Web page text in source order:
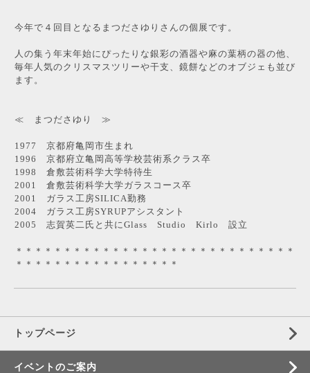
今年で４回目となるまつださゆりさんの個展です。
人の集う年末年始にぴったりな銀彩の酒器や麻の葉柄の器の他、
毎年人気のクリスマスツリーや干支、鏡餅などのオブジェも並び
ます。
≪ まつださゆり ≫
1977 京都府亀岡市生まれ
1996 京都府立亀岡高等学校芸術系クラス卒
1998 倉敷芸術科学大学特待生
2001 倉敷芸術科学大学ガラスコース卒
2001 ガラス工房SILICA勤務
2004 ガラス工房SYRUPアシスタント
2005 志賀英二氏と共にGlass Studio Kirlo 設立
＊＊＊＊＊＊＊＊＊＊＊＊＊＊＊＊＊＊＊＊＊＊＊＊＊＊＊＊＊
＊＊＊＊＊＊＊＊＊＊＊＊＊＊＊＊＊
トップページ
イベントのご案内